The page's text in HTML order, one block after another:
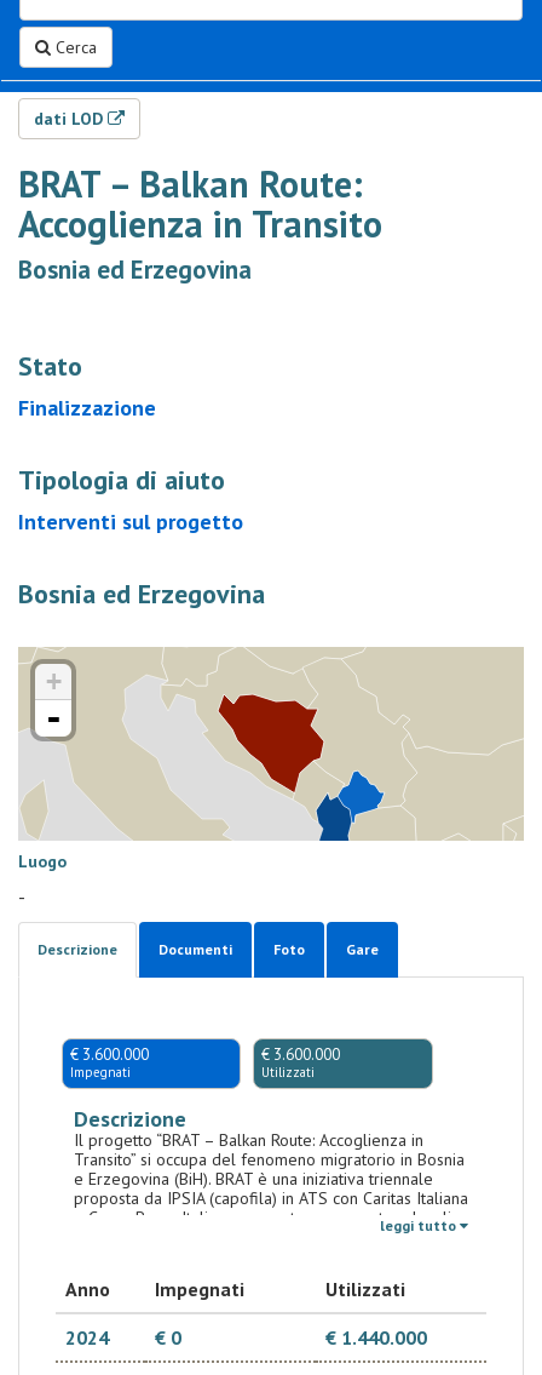
Cerca
dati LOD
BRAT – Balkan Route:
Accoglienza in Transito
Bosnia ed Erzegovina
Stato
Finalizzazione
Tipologia di aiuto
Interventi sul progetto
Bosnia ed Erzegovina
+
-
Luogo
-
Descrizione Documenti Foto Gare
€ 3.600.000
Impegnati
€ 3.600.000
Utilizzati
Descrizione
Il progetto “BRAT – Balkan Route: Accoglienza in
Transito” si occupa del fenomeno migratorio in Bosnia
e Erzegovina (BiH). BRAT è una iniziativa triennale
proposta da IPSIA (capofila) in ATS con Caritas Italiana
e Croce Rossa Italiana, e avente come partner locali
l’associazione EMMAUS, Caritas BiH, e la Società di
questi anni il paese non è riuscito a proporre efficaci
politiche di gestione del fenomeno, nè a mettere in
piedi un adeguato sistema di accoglienza. Le
leggi tutto
Anno Impegnati
Utilizzati
2024
€ 0
€ 1.440.000